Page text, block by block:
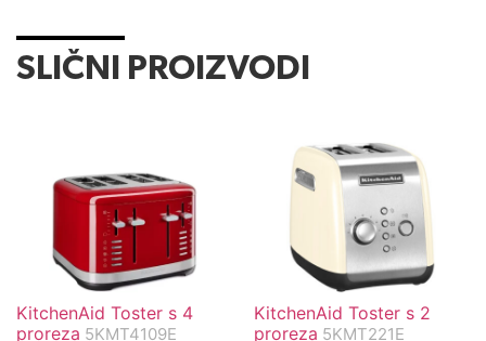
SLIČNI PROIZVODI
KitchenAid Toster s 4
proreza 5KMT4109E
KitchenAid Toster s 2
proreza 5KMT221E